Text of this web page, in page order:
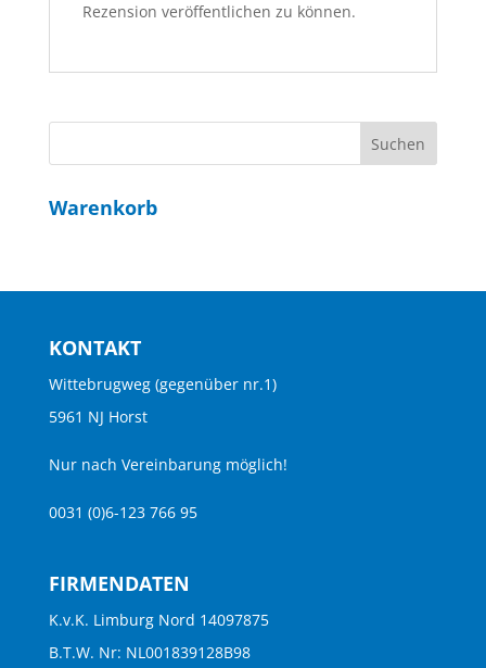
Rezension veröffentlichen zu können.
Warenkorb
KONTAKT
Wittebrugweg (gegenüber nr.1)
5961 NJ Horst
Nur nach Vereinbarung möglich!
0031 (0)6-123 766 95
FIRMENDATEN
K.v.K. Limburg Nord 14097875
B.T.W. Nr: NL001839128B98